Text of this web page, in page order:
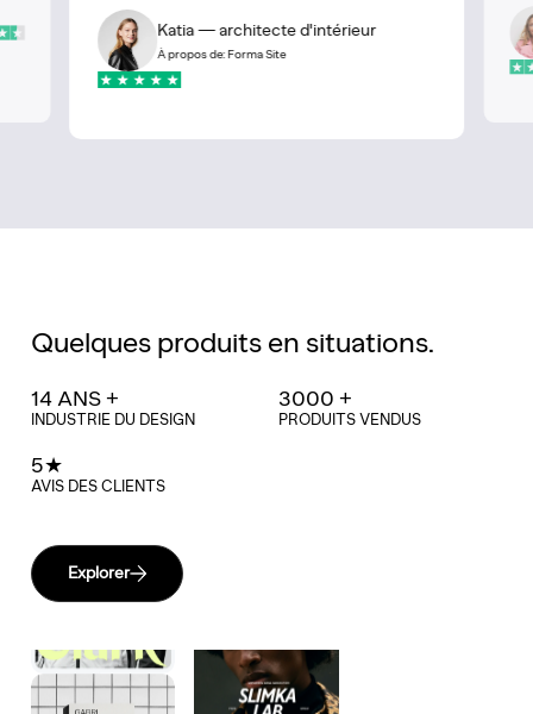
Katia — architecte d'intérieur
À propos de: Forma Site
Quelques produits en situations.
14 ANS +
INDUSTRIE DU DESIGN
3000 +
PRODUITS VENDUS
5★
AVIS DES CLIENTS
Explorer